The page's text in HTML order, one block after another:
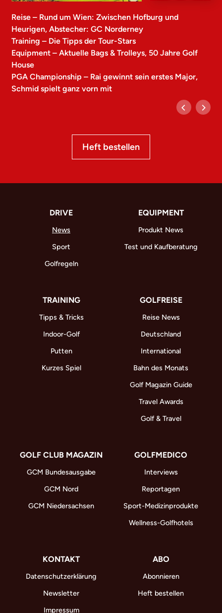
Reise – Rund um Wien: Zwischen Hofburg und
Heurigen, Abstecher: GC Norderney
Training – Die Tipps der Tour-Stars
Equipment – Aktuelle Bags & Trolleys, 50 Jahre Golf
House
PGA Championship – Rai gewinnt sein erstes Major,
Schmid spielt ganz vorn mit
Heft bestellen
DRIVE
News
Sport
Golfregeln
EQUIPMENT
Produkt News
Test und Kaufberatung
TRAINING
Tipps & Tricks
Indoor-Golf
Putten
Kurzes Spiel
GOLFREISE
Reise News
Deutschland
International
Bahn des Monats
Golf Magazin Guide
Travel Awards
Golf & Travel
GOLF CLUB MAGAZIN
GCM Bundesausgabe
GCM Nord
GCM Niedersachsen
GOLFMEDICO
Interviews
Reportagen
Sport-Medizinprodukte
Wellness-Golfhotels
KONTAKT
Datenschutzerklärung
Newsletter
Impressum
ABO
Abonnieren
Heft bestellen